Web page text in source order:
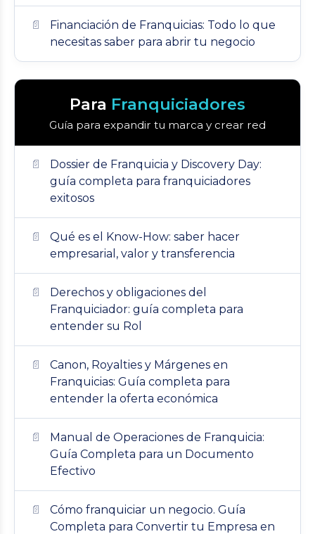
Financiación de Franquicias: Todo lo que
necesitas saber para abrir tu negocio
Para Franquiciadores
Guía para expandir tu marca y crear red
Dossier de Franquicia y Discovery Day:
guía completa para franquiciadores
exitosos
Qué es el Know-How: saber hacer
empresarial, valor y transferencia
Derechos y obligaciones del
Franquiciador: guía completa para
entender su Rol
Canon, Royalties y Márgenes en
Franquicias: Guía completa para
entender la oferta económica
Manual de Operaciones de Franquicia:
Guía Completa para un Documento
Efectivo
Cómo franquiciar un negocio. Guía
Completa para Convertir tu Empresa en